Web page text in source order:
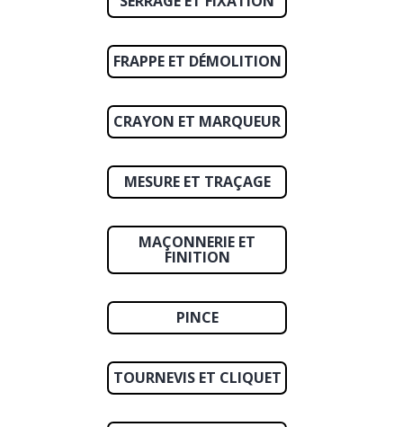
FRAPPE ET DÉMOLITION
CRAYON ET MARQUEUR
MESURE ET TRAÇAGE
MAÇONNERIE ET
FINITION
PINCE
TOURNEVIS ET CLIQUET